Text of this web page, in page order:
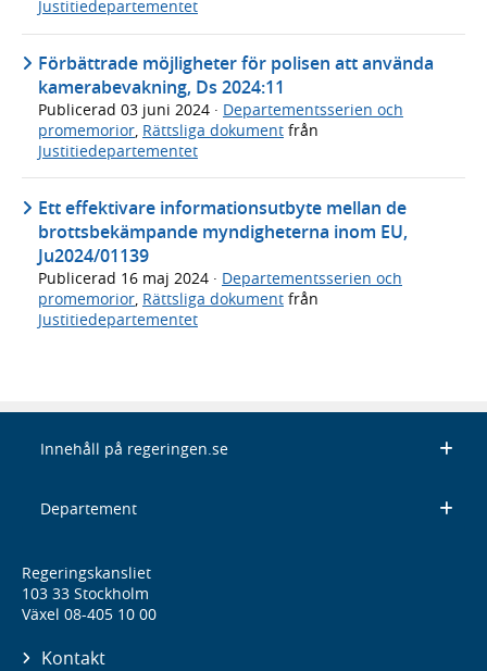
Justitiedepartementet
Förbättrade möjligheter för polisen att använda
kamerabevakning, Ds 2024:11
Publicerad 03 juni 2024 · Departementsserien och
promemorior, Rättsliga dokument från
Justitiedepartementet
Ett effektivare informationsutbyte mellan de
brottsbekämpande myndigheterna inom EU,
Ju2024/01139
Publicerad 16 maj 2024 · Departementsserien och
promemorior Rättsliga dokument från
Justitiedepartementet
Innehåll på regeringen.se
Departement
Regeringskansliet
103 33 Stockholm
Växel 08-405 10 00
Kontakt